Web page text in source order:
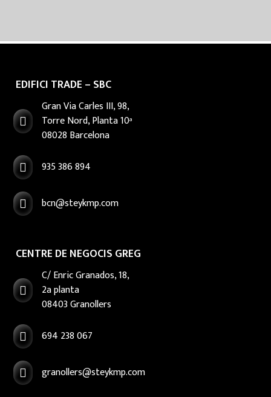
EDIFICI TRADE – SBC

Gran Via Carles III, 98,
Torre Nord, Planta 10ª
08028 Barcelona
 935 386 894
 bcn@steykmp.com
CENTRE DE NEGOCIS GREG

C/ Enric Granados, 18,
2a planta
08403 Granollers
 694 238 067
 granollers@steykmp.com